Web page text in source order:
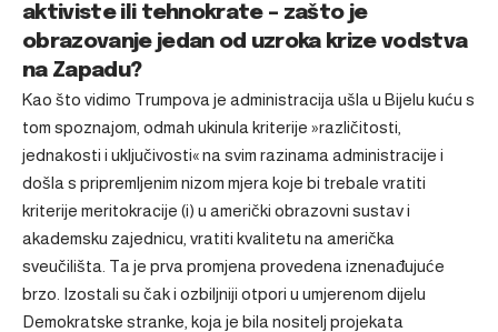
aktiviste ili tehnokrate – zašto je
obrazovanje jedan od uzroka krize vodstva
na Zapadu?
Kao što vidimo Trumpova je administracija ušla u Bijelu kuću s
tom spoznajom, odmah ukinula kriterije »različitosti,
jednakosti i uključivosti« na svim razinama administracije i
došla s pripremljenim nizom mjera koje bi trebale vratiti
kriterije meritokracije (i) u američki obrazovni sustav i
akademsku zajednicu, vratiti kvalitetu na američka
sveučilišta. Ta je prva promjena provedena iznenađujuće
brzo. Izostali su čak i ozbiljniji otpori u umjerenom dijelu
Demokratske stranke, koja je bila nositelj projekata